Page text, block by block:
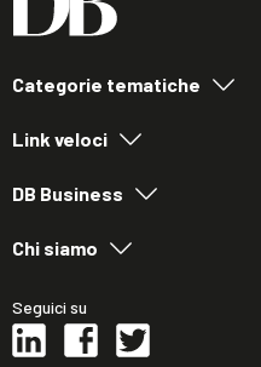
Categorie tematiche
Link veloci
DB Business
Chi siamo
Seguici su